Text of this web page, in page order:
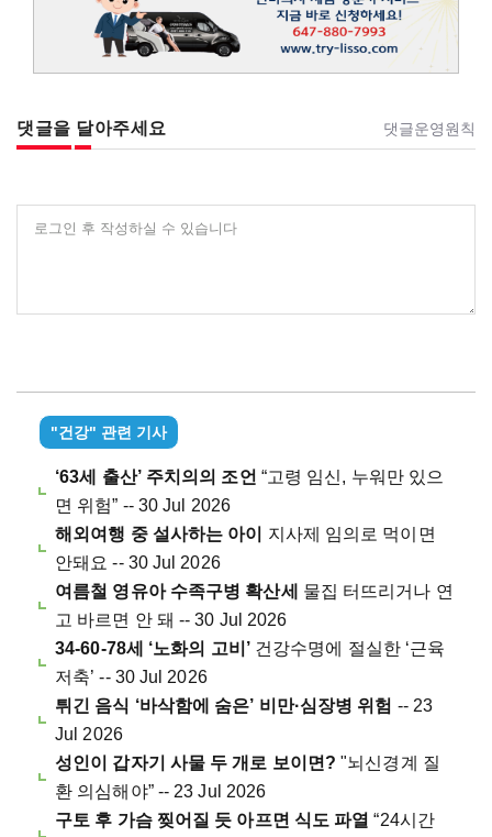
댓글을 달아주세요 댓글운영원칙
로그인 후 작성하실 수 있습니다
"건강" 관련 기사
‘63세 출산’ 주치의의 조언 “고령 임신, 누워만 있으
면 위험” -- 30 Jul 2026
해외여행 중 설사하는 아이
지사제 임의로 먹이면
안돼요 -- 30 Jul 2026
여름철 영유아 수족구병 확산세
물집 터뜨리거나 연
고 바르면 안 돼 -- 30 Jul 2026
34-60-78세 ‘노화의 고비’건강수명에 절실한 ‘근육
저축’ -- 30 Jul 2026
튀긴 음식 ‘바삭함에 숨은’ 비만·심장병 위험 -- 23
Jul 2026
성인이 갑자기 사물 두 개로 보이면?"뇌신경계 질
환 의심해야” -- 23 Jul 2026
구토 후 가슴 찢어질 듯 아프면 식도 파열 “24시간